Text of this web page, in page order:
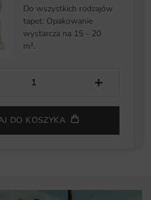
Do wszystkich rodzajów
tapet. Opakowanie
wystarcza na 15 - 20
m².
+
DO KOSZYKA